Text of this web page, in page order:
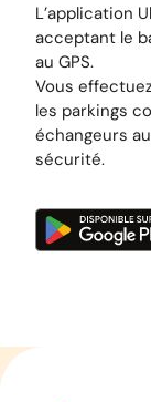
L’application
acceptant le
au GPS.
Vous
les parkings
échangeurs
sécurité.